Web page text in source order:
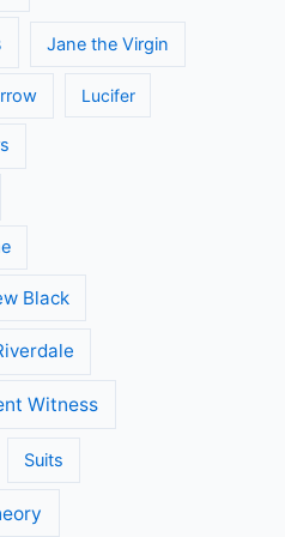
Jane the Virgin
Lucifer
Black
Witness
Suits